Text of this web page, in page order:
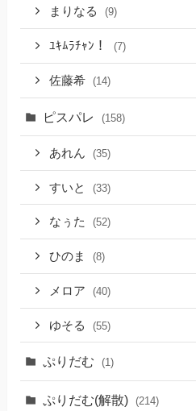
まりなる (9)
ﾕｷﾑﾗﾁｬﾝ！ (7)
佐藤希 (14)
ピスパレ (158)
あれん (35)
すいと (33)
なぅた (52)
ひのま (8)
メロア (40)
ゆそる (55)
ぷりだむ (1)
ぷりだむ(解散) (214)